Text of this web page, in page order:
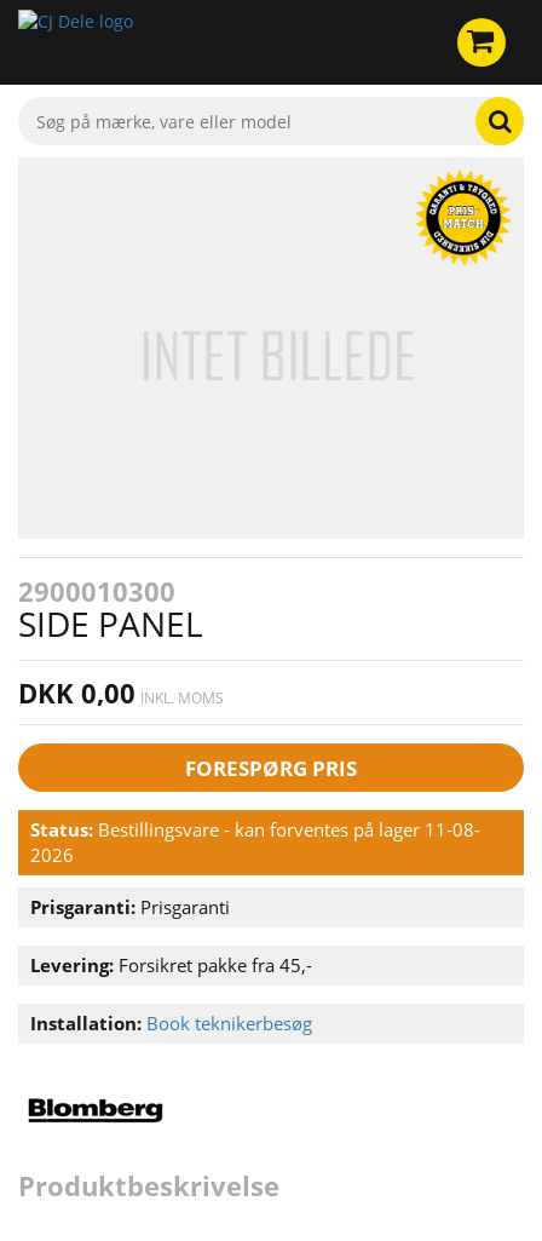
2900010300
SIDE PANEL
DKK 0,00 INKL. MOMS
FORESPØRG PRIS
Status: Bestillingsvare - kan forventes på lager 11-08-
2026
Prisgaranti: Prisgaranti
Levering: Forsikret pakke fra 45,-
Installation: Book teknikerbesøg
Produktbeskrivelse